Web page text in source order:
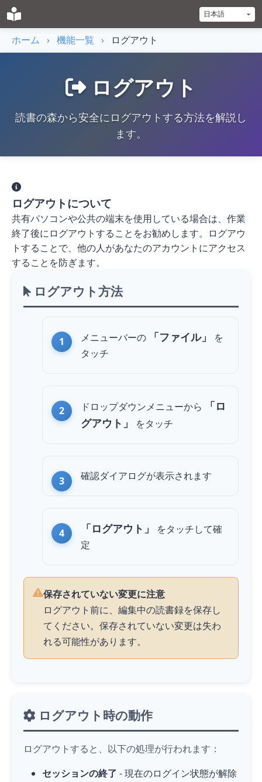
ホーム › 機能一覧 › ログアウト
ログアウト
読書の森から安全にログアウトする方法を解説し
ます。
ログアウトについて
共有パソコンや公共の端末を使用している場合は、作業
終了後にログアウトすることをお勧めします。ログアウ
トすることで、他の人があなたのアカウントにアクセス
することを防ぎます。
ログアウト方法
メニューバーの 「ファイル」
を
タッチ
ドロップダウンメニューから
「ロ
グアウト」
をタッチ
確認ダイアログが表示されます
「ログアウト」 をタッチして確
定
保存されていない変更に注意
ログアウト前に、編集中の読書録を保存し
てください。保存されていない変更は失わ
れる可能性があります。
ログアウト時の動作
ログアウトすると、以下の処理が行われます：
セッションの終了 - 現在のログイン状態が解除